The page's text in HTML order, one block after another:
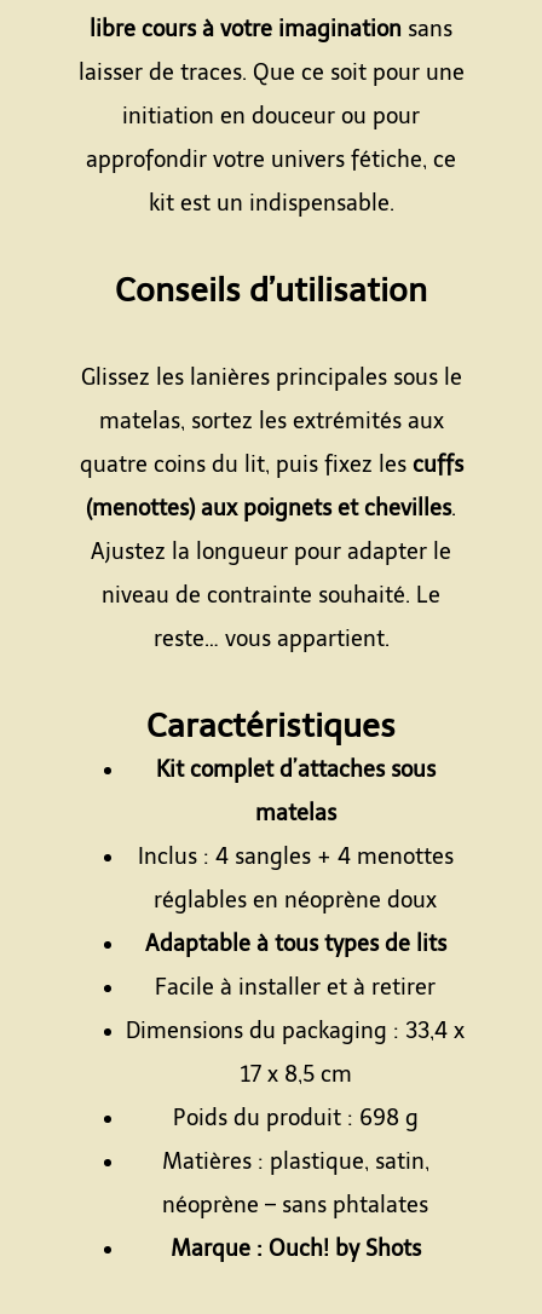
libre cours à votre imagination sans
laisser de traces. Que ce soit pour une
initiation en douceur ou pour
approfondir votre univers fétiche, ce
kit est un indispensable.
Conseils d’utilisation
Glissez les lanières principales sous le
matelas, sortez les extrémités aux
quatre coins du lit, puis fixez les cuffs
(menottes) aux poignets et chevilles.
Ajustez la longueur pour adapter le
niveau de contrainte souhaité. Le
reste… vous appartient.
Caractéristiques
Kit complet d’attaches sous
matelas
Inclus : 4 sangles + 4 menottes
réglables en néoprène doux
Adaptable à tous types de lits
Facile à installer et à retirer
Dimensions du packaging : 33,4 x
17 x 8,5 cm
Poids du produit : 698 g
Matières : plastique, satin,
néoprène – sans phtalates
Marque : Ouch! by Shots